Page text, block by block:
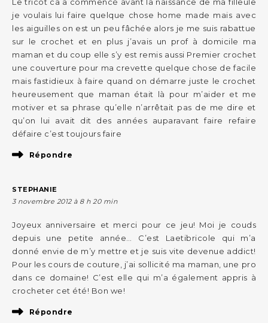
je voulais lui faire quelque chose home made mais avec
les aiguilles on est un peu fâchée alors je me suis rabattue
sur le crochet et en plus j’avais un prof à domicile ma
maman et du coup elle s’y est remis aussi Premier crochet
une couverture pour ma crevette quelque chose de facile
mais fastidieux à faire quand on démarre juste le crochet
heureusement que maman était là pour m’aider et me
motiver et sa phrase qu’elle n’arrêtait pas de me dire et
qu’on lui avait dit des années auparavant faire refaire
défaire c’est toujours faire
Répondre
STEPHANIE
3 novembre 2012 à 8 h 20 min
Joyeux anniversaire et merci pour ce jeu! Moi je couds
depuis une petite année… C’est Laetibricole qui m’a
donné envie de m’y mettre et je suis vite devenue addict!
Pour les cours de couture, j’ai sollicité ma maman, une pro
dans ce domaine! C’est elle qui m’a également appris à
crocheter cet été! Bon we!
Répondre